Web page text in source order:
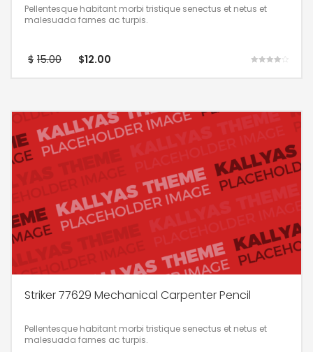
Pellentesque habitant morbi tristique senectus et netus et
malesuada fames ac turpis.
$ 15.00 $12.00
Striker 77629 Mechanical Carpenter Pencil
Pellentesque habitant morbi tristique senectus et netus et
malesuada fames ac turpis.